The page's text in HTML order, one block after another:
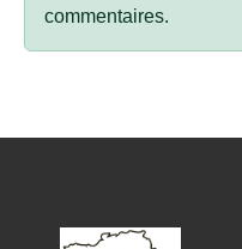
commentaires.